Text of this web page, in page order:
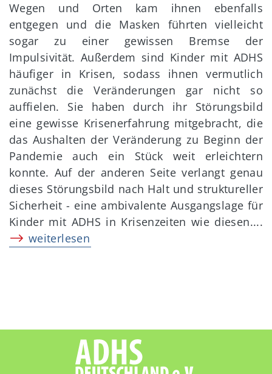
Wegen und Orten kam ihnen ebenfalls
entgegen und die Masken führten vielleicht
sogar zu einer gewissen Bremse der
Impulsivität. Außerdem sind Kinder mit ADHS
häufiger in Krisen, sodass ihnen vermutlich
zunächst die Veränderungen gar nicht so
auffielen. Sie haben durch ihr Störungsbild
eine gewisse Krisenerfahrung mitgebracht, die
das Aushalten der Veränderung zu Beginn der
Pandemie auch ein Stück weit erleichtern
konnte. Auf der anderen Seite verlangt genau
dieses Störungsbild nach Halt und struktureller
Sicherheit - eine ambivalente Ausgangslage für
Kinder mit ADHS in Krisenzeiten wie diesen....
weiterlesen